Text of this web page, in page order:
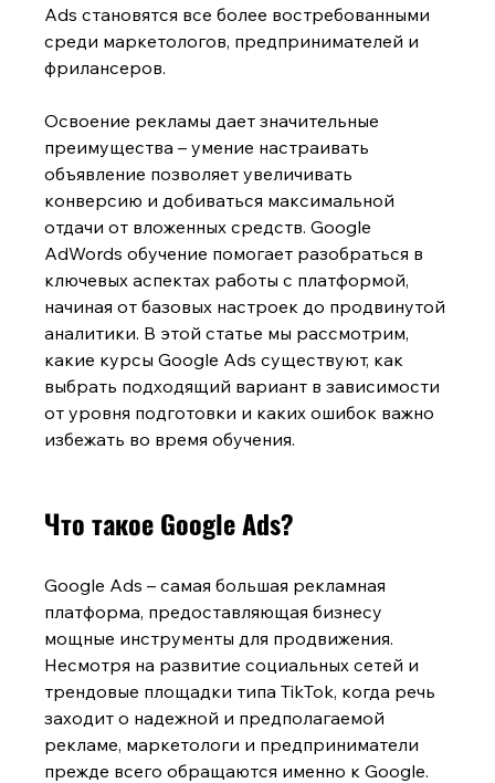
Ads становятся все более востребованными
среди маркетологов, предпринимателей и
фрилансеров.
Освоение рекламы дает значительные
преимущества – умение настраивать
объявление позволяет увеличивать
конверсию и добиваться максимальной
отдачи от вложенных средств. Google
AdWords обучение помогает разобраться в
ключевых аспектах работы с платформой,
начиная от базовых настроек до продвинутой
аналитики. В этой статье мы рассмотрим,
какие курсы Google Ads существуют, как
выбрать подходящий вариант в зависимости
от уровня подготовки и каких ошибок важно
избежать во время обучения.
Что такое Google Ads?
Google Ads – самая большая рекламная
платформа, предоставляющая бизнесу
мощные инструменты для продвижения.
Несмотря на развитие социальных сетей и
трендовые площадки типа TikTok, когда речь
заходит о надежной и предполагаемой
рекламе, маркетологи и предприниматели
прежде всего обращаются именно к Google.